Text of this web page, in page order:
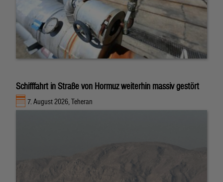
Schifffahrt in Straße von Hormuz weiterhin massiv gestört
7. August 2026, Teheran